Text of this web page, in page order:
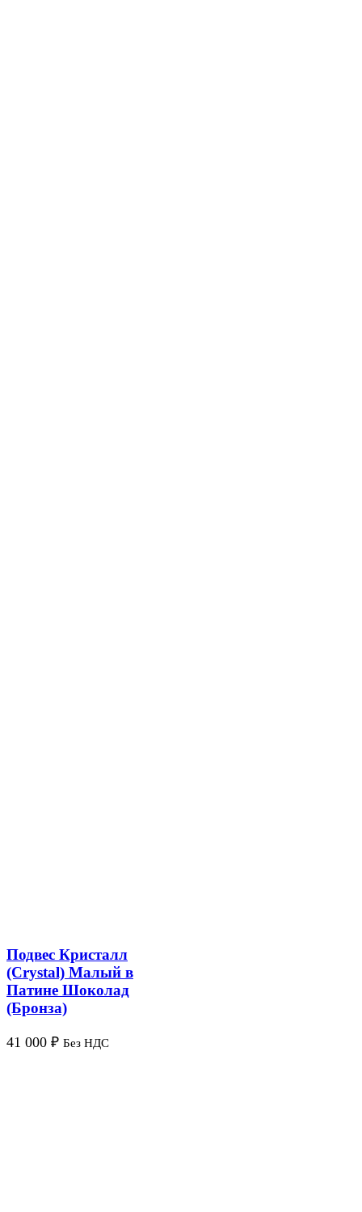
Подвес Кристалл
(Crystal) Малый в
Патине Шоколад
(Бронза)
41 000 ₽ Без НДС